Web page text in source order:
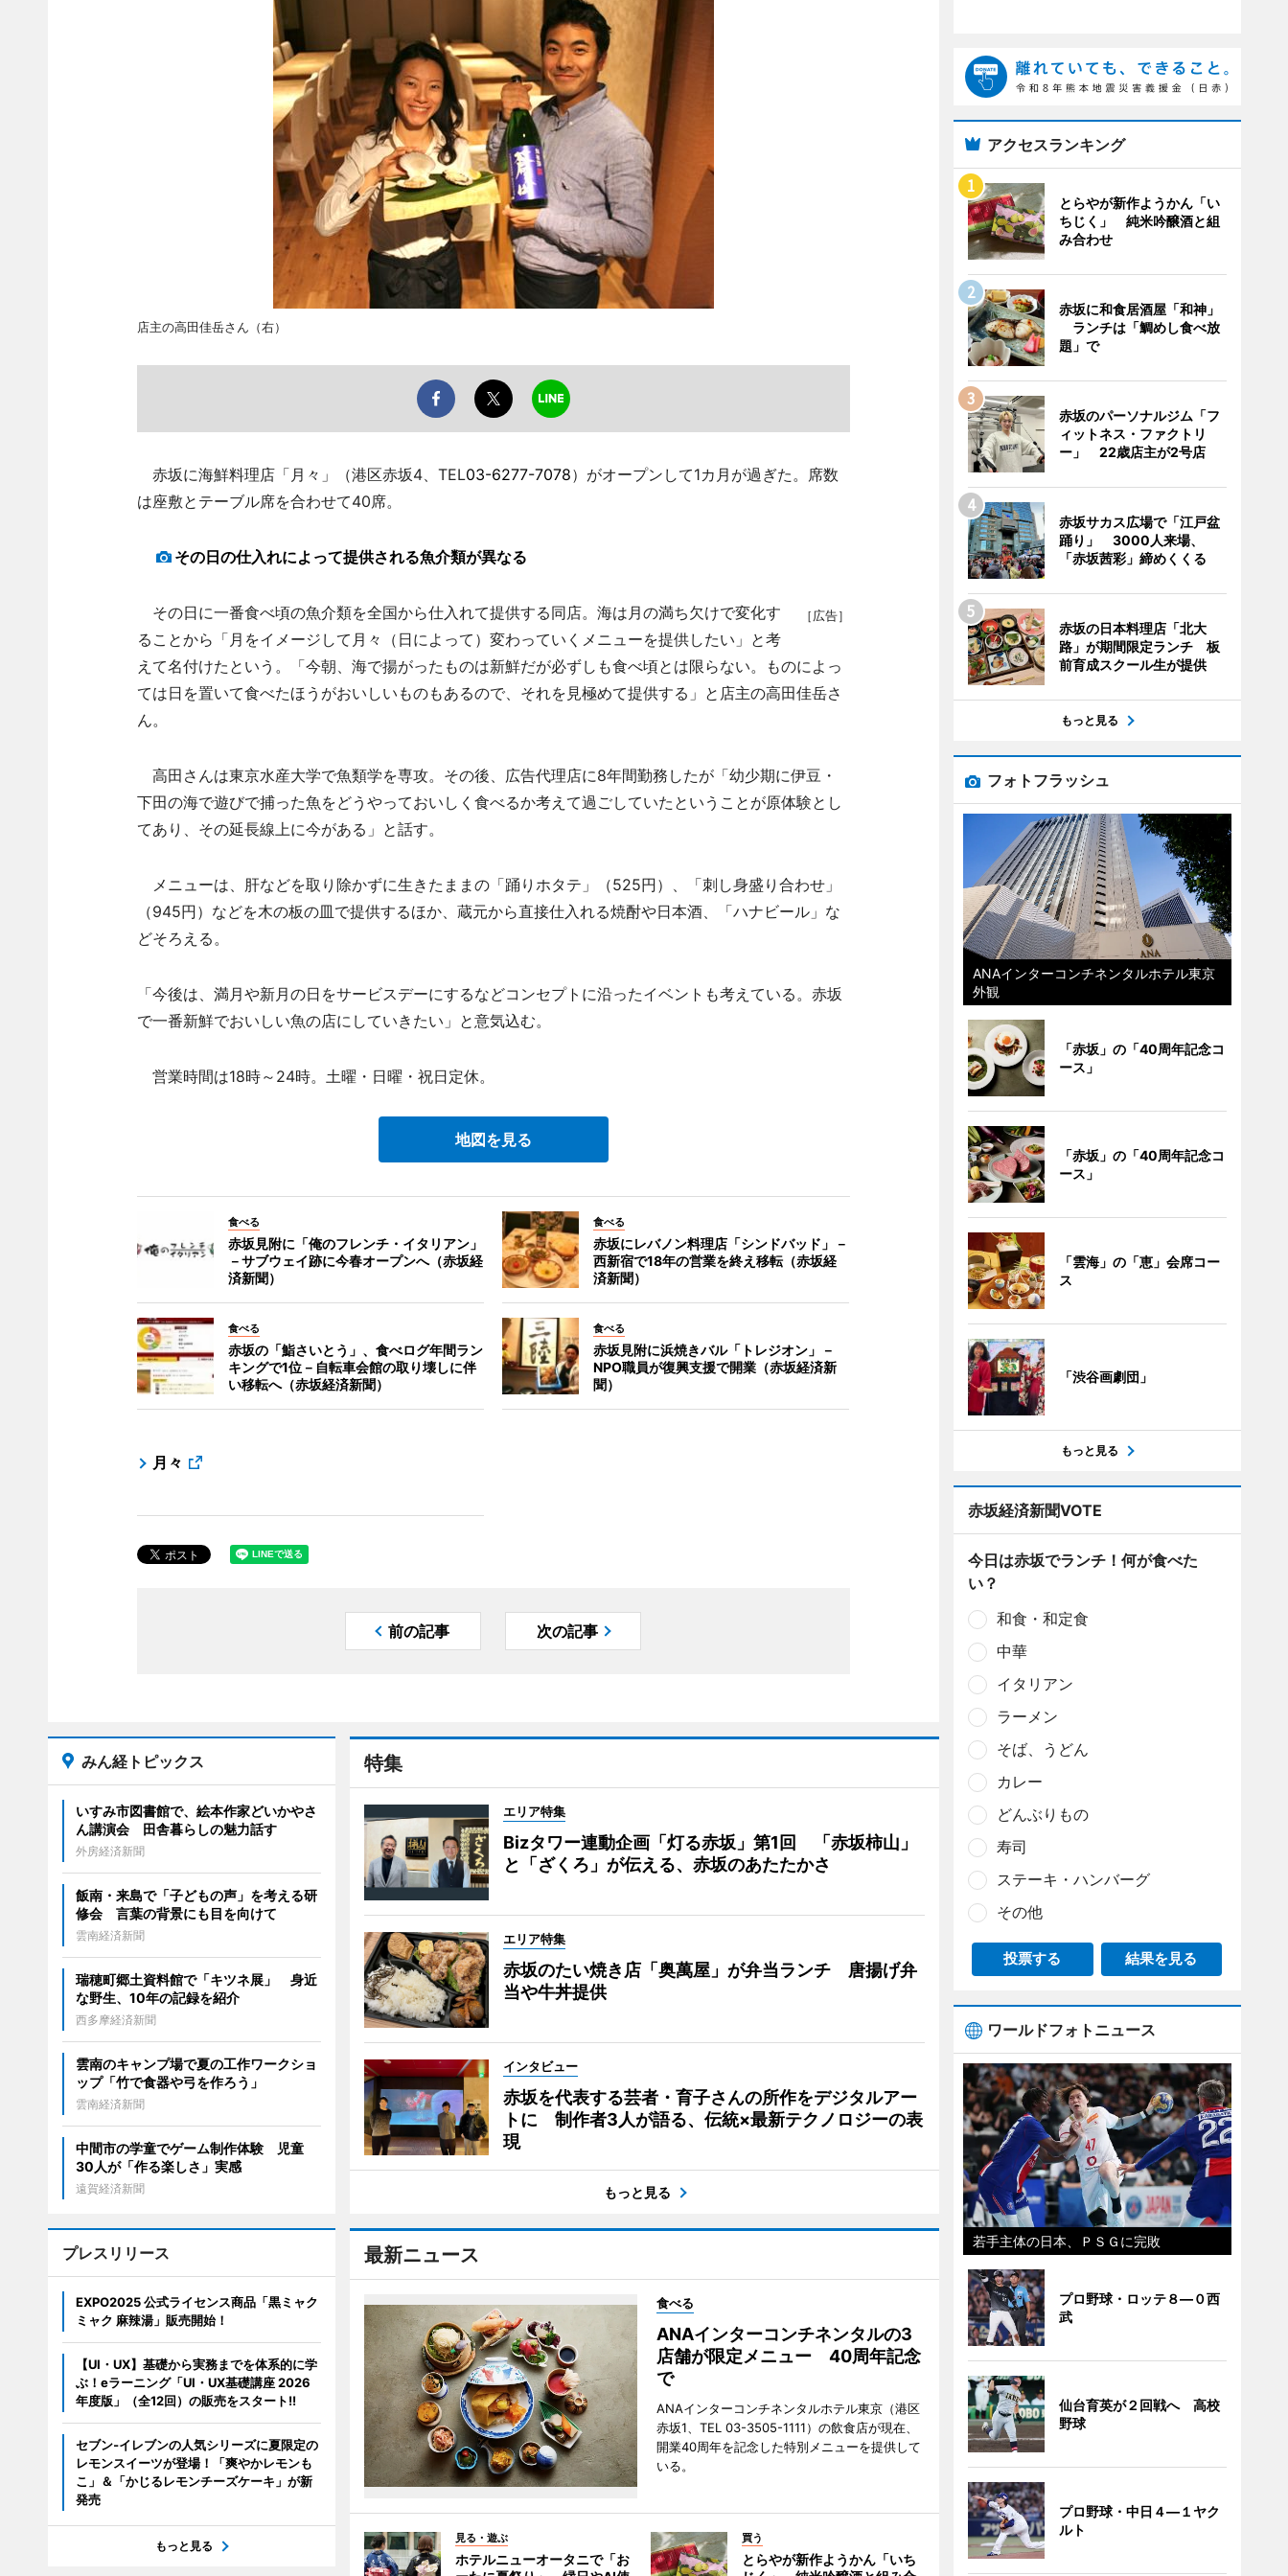
店主の高田佳岳さん（右）
赤坂に海鮮料理店「月々」（港区赤坂4、TEL03-6277-7078）がオープンして1カ月が過ぎた。席数
は座敷とテーブル席を合わせて40席。
その日の仕入れによって提供される魚介類が異なる
［広告］
その日に一番食べ頃の魚介類を全国から仕入れて提供する同店。海は月の満ち欠けで変化す
ることから「月をイメージして月々（日によって）変わっていくメニューを提供したい」と考
えて名付けたという。「今朝、海で揚がったものは新鮮だが必ずしも食べ頃とは限らない。ものによっ
ては日を置いて食べたほうがおいしいものもあるので、それを見極めて提供する」と店主の高田佳岳さ
ん。
高田さんは東京水産大学で魚類学を専攻。その後、広告代理店に8年間勤務したが「幼少期に伊豆・
下田の海で遊びで捕った魚をどうやっておいしく食べるか考えて過ごしていたということが原体験とし
てあり、その延長線上に今がある」と話す。
メニューは、肝などを取り除かずに生きたままの「踊りホタテ」（525円）、「刺し身盛り合わせ」
（945円）などを木の板の皿で提供するほか、蔵元から直接仕入れる焼酎や日本酒、「ハナビール」な
どそろえる。
「今後は、満月や新月の日をサービスデーにするなどコンセプトに沿ったイベントも考えている。赤坂
で一番新鮮でおいしい魚の店にしていきたい」と意気込む。
営業時間は18時～24時。土曜・日曜・祝日定休。
地図を見る
食べる
赤坂見附に「俺のフレンチ・イタリアン」
－サブウェイ跡に今春オープンへ（赤坂経
済新聞）
食べる
赤坂にレバノン料理店「シンドバッド」－
西新宿で18年の営業を終え移転（赤坂経
済新聞）
食べる
赤坂の「鮨さいとう」、食べログ年間ラン
キングで1位－自転車会館の取り壊しに伴
い移転へ（赤坂経済新聞）
食べる
赤坂見附に浜焼きバル「トレジオン」－
NPO職員が復興支援で開業（赤坂経済新
聞）
月々
前の記事 次の記事
特集
エリア特集
Bizタワー連動企画「灯る赤坂」第1回 「赤坂柿山」
と「ざくろ」が伝える、赤坂のあたたかさ
エリア特集
赤坂のたい焼き店「奥萬屋」が弁当ランチ 唐揚げ弁
当や牛丼提供
インタビュー
赤坂を代表する芸者・育子さんの所作をデジタルアー
トに 制作者3人が語る、伝統×最新テクノロジーの表
現
もっと見る
最新ニュース
食べる
ANAインターコンチネンタルの3
店舗が限定メニュー 40周年記念
で
ANAインターコンチネンタルホテル東京（港区
赤坂1、TEL 03-3505-1111）の飲食店が現在、
開業40周年を記念した特別メニューを提供して
いる。
見る・遊ぶ
ホテルニューオータニで「お
買う
とらやが新作ようかん「いち
みん経トピックス
いすみ市図書館で、絵本作家どいかやさ
ん講演会 田舎暮らしの魅力話す
外房経済新聞
飯南・来島で「子どもの声」を考える研
修会 言葉の背景にも目を向けて
雲南経済新聞
瑞穂町郷土資料館で「キツネ展」 身近
な野生、10年の記録を紹介
西多摩経済新聞
雲南のキャンプ場で夏の工作ワークショ
ップ「竹で食器や弓を作ろう」
雲南経済新聞
中間市の学童でゲーム制作体験 児童
30人が「作る楽しさ」実感
遠賀経済新聞
プレスリリース
EXPO2025 公式ライセンス商品「黒ミャク
ミャク 麻辣湯」販売開始！
【UI・UX】基礎から実務までを体系的に学
ぶ！eラーニング「UI・UX基礎講座 2026
年度版」（全12回）の販売をスタート!!
セブン‐イレブンの人気シリーズに夏限定の
レモンスイーツが登場！「爽やかレモンも
こ」＆「かじるレモンチーズケーキ」が新
発売
もっと見る
アクセスランキング
とらやが新作ようかん「い
ちじく」 純米吟醸酒と組
み合わせ
赤坂に和食居酒屋「和神」
ランチは「鯛めし食べ放
題」で
赤坂のパーソナルジム「フ
ィットネス・ファクトリ
ー」 22歳店主が2号店
赤坂サカス広場で「江戸盆
踊り」 3000人来場、
「赤坂茜彩」締めくくる
赤坂の日本料理店「北大
路」が期間限定ランチ 板
前育成スクール生が提供
もっと見る
フォトフラッシュ
ANAインターコンチネンタルホテル東京
外観
「赤坂」の「40周年記念コ
ース」
「赤坂」の「40周年記念コ
ース」
「雲海」の「恵」会席コー
ス
「渋谷画劇団」
もっと見る
赤坂経済新聞VOTE
今日は赤坂でランチ！何が食べた
い？
和食・和定食
中華
イタリアン
ラーメン
そば、うどん
カレー
どんぶりもの
寿司
ステーキ・ハンバーグ
その他
投票する 結果を見る
ワールドフォトニュース
若手主体の日本、ＰＳＧに完敗
プロ野球・ロッテ８―０西
武
仙台育英が２回戦へ 高校
野球
プロ野球・中日４―１ヤク
ルト